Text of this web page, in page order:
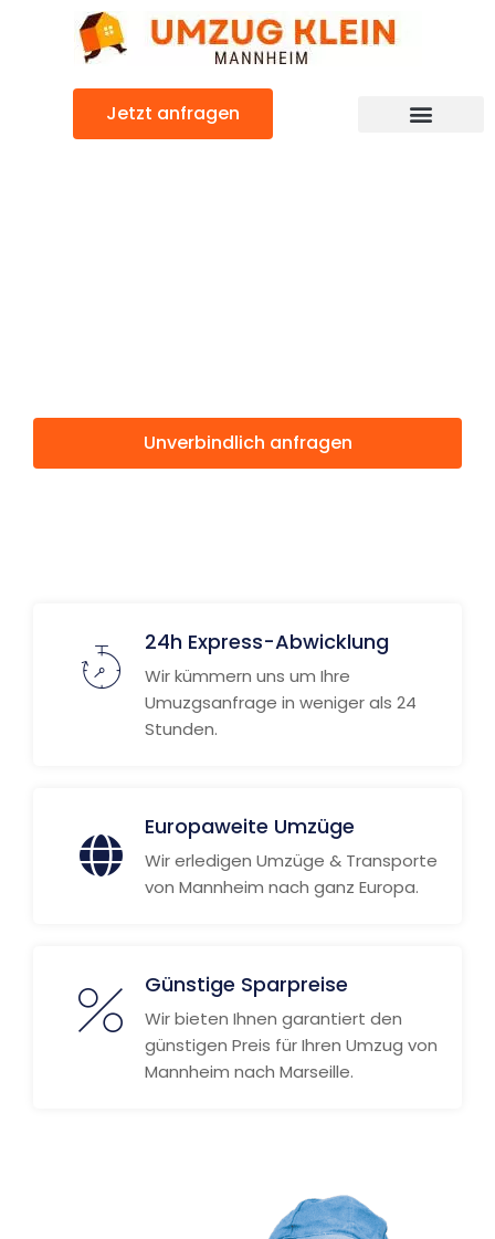
Jetzt anfragen
Unverbindlich anfragen
24h Express-Abwicklung
Wir kümmern uns um Ihre
Umuzgsanfrage in weniger als 24
Stunden.
Europaweite Umzüge
Wir erledigen Umzüge & Transporte
von Mannheim nach ganz Europa.
Günstige Sparpreise
Wir bieten Ihnen garantiert den
günstigen Preis für Ihren Umzug von
Mannheim nach Marseille.